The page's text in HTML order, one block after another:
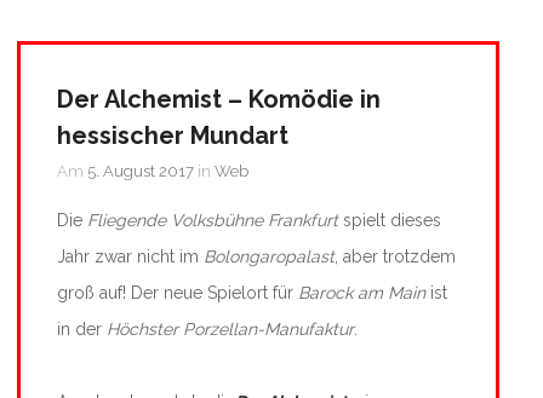
Der Alchemist – Komödie in
hessischer Mundart
Am 5. August 2017 in Web
Die Fliegende Volksbühne Frankfurtspielt dieses
Jahr zwar nicht im Bolongaropalast, aber trotzdem
groß auf! Der neue Spielort für Barock am Mainist
in der Höchster Porzellan-Manufaktur.